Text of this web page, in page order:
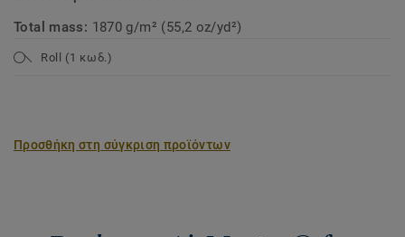
Total mass: 1870 g/m² (55,2 oz/yd²)
Roll (1 κωδ.)
Προσθήκη στη σύγκριση προϊόντων